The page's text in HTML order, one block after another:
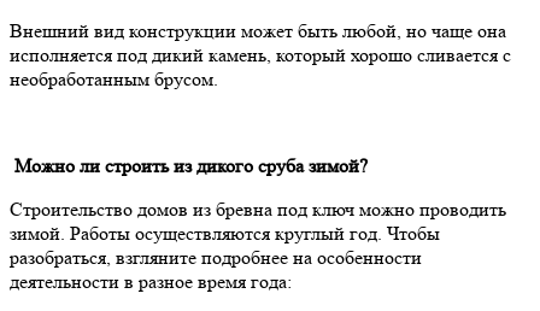
Внешний вид конструкции может быть любой, но чаще она
исполняется под дикий камень, который хорошо сливается с
необработанным брусом.
Можно ли строить из дикого сруба зимой?
Строительство домов из бревна под ключ можно проводить
зимой. Работы осуществляются круглый год. Чтобы
разобраться, взгляните подробнее на особенности
деятельности в разное время года: